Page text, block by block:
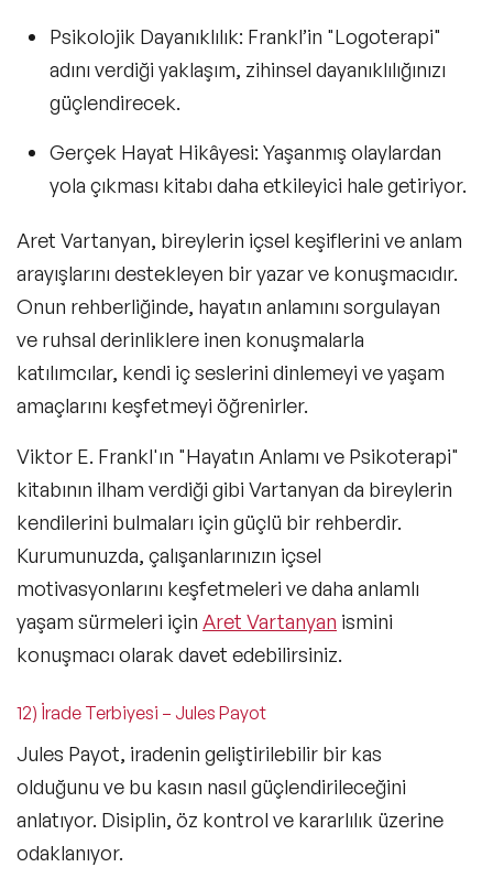
Psikolojik Dayanıklılık: Frankl’in "Logoterapi"
adını verdiği yaklaşım, zihinsel dayanıklılığınızı
güçlendirecek.
Gerçek Hayat Hikâyesi: Yaşanmış olaylardan
yola çıkması kitabı daha etkileyici hale getiriyor.
Aret Vartanyan, bireylerin içsel keşiflerini ve anlam
arayışlarını destekleyen bir yazar ve konuşmacıdır.
Onun rehberliğinde, hayatın anlamını sorgulayan
ve ruhsal derinliklere inen konuşmalarla
katılımcılar, kendi iç seslerini dinlemeyi ve yaşam
amaçlarını keşfetmeyi öğrenirler.
Viktor E. Frankl'ın "Hayatın Anlamı ve Psikoterapi"
kitabının ilham verdiği gibi Vartanyan da bireylerin
kendilerini bulmaları için güçlü bir rehberdir.
Kurumunuzda, çalışanlarınızın içsel
motivasyonlarını keşfetmeleri ve daha anlamlı
yaşam sürmeleri için Aret Vartanyan ismini
konuşmacı olarak davet edebilirsiniz.
12) İrade Terbiyesi – Jules Payot
Jules Payot, iradenin geliştirilebilir bir kas
olduğunu ve bu kasın nasıl güçlendirileceğini
anlatıyor. Disiplin, öz kontrol ve kararlılık üzerine
odaklanıyor.